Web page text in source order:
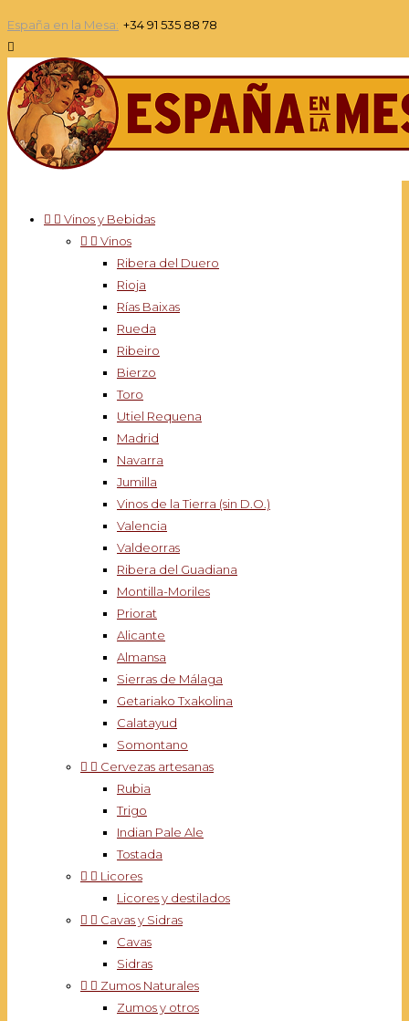
España en la Mesa: +34 91 535 88 78

  Vinos y Bebidas
  Vinos
Ribera del Duero
Rioja
Rías Baixas
Rueda
Ribeiro
Bierzo
Toro
Utiel Requena
Madrid
Navarra
Jumilla
Vinos de la Tierra (sin D.O.)
Valencia
Valdeorras
Ribera del Guadiana
Montilla-Moriles
Priorat
Alicante
Almansa
Sierras de Málaga
Getariako Txakolina
Calatayud
Somontano
  Cervezas artesanas
Rubia
Trigo
Indian Pale Ale
Tostada
  Licores
Licores y destilados
  Cavas y Sidras
Cavas
Sidras
  Zumos Naturales
Zumos y otros